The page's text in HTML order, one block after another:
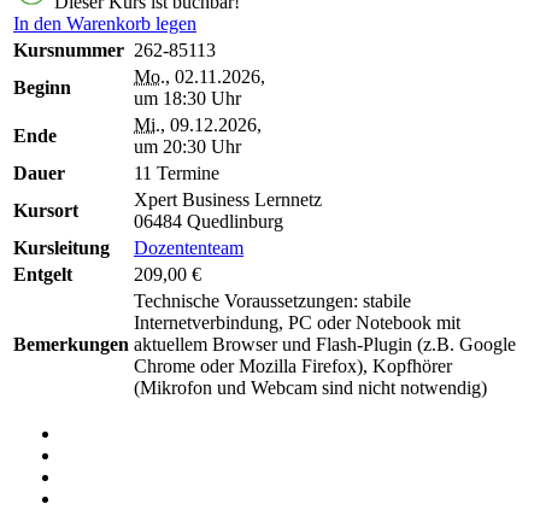
In den Warenkorb legen
Kursnummer 262-85113
Beginn
Mo., 02.11.2026,
um 18:30 Uhr
Ende
Mi., 09.12.2026,
um 20:30 Uhr
Dauer
11 Termine
Kursort
Xpert Business Lernnetz
06484 Quedlinburg
Kursleitung
Dozententeam
Entgelt
209,00 €
Bemerkungen
Technische Voraussetzungen: stabile
Internetverbindung, PC oder Notebook mit
aktuellem Browser und Flash-Plugin (z.B. Google
Chrome oder Mozilla Firefox), Kopfhörer
(Mikrofon und Webcam sind nicht notwendig)